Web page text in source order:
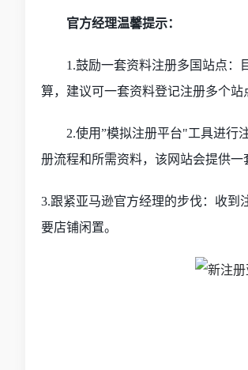
官方经理温馨提示：
1.鼓励一套资料注册多国站点：
算，建议可一套资料登记注册多个
2.使用”模拟注册平台"工具进行
册流程和所需资料，该网站会提供一
3.跟紧亚马逊官方经理的步伐：收到
要店铺闲置。